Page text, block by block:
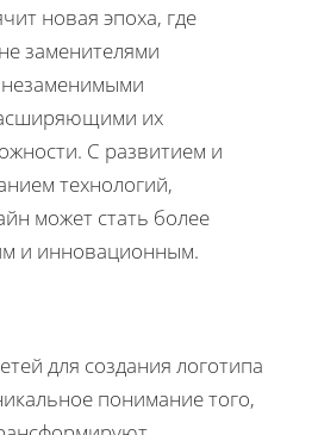
новая эпоха, где
заменителями
их
С развитием и
технологий,
может стать более
и инновационным.
для создания логотипа
понимание того,